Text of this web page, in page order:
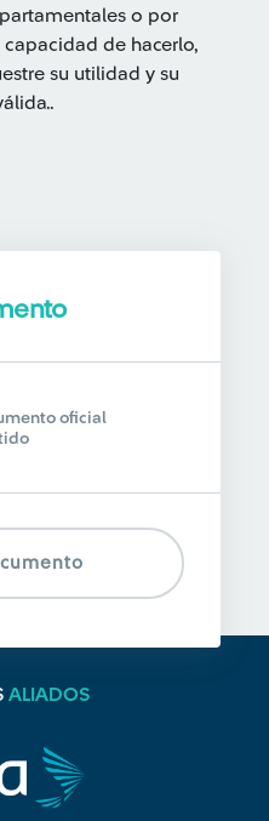
o por
de hacerlo,
su utilidad y su
oficial
ALIADOS